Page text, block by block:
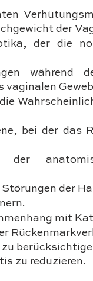
der
der die
während
bei der das
der
der
mit
zu reduzieren.